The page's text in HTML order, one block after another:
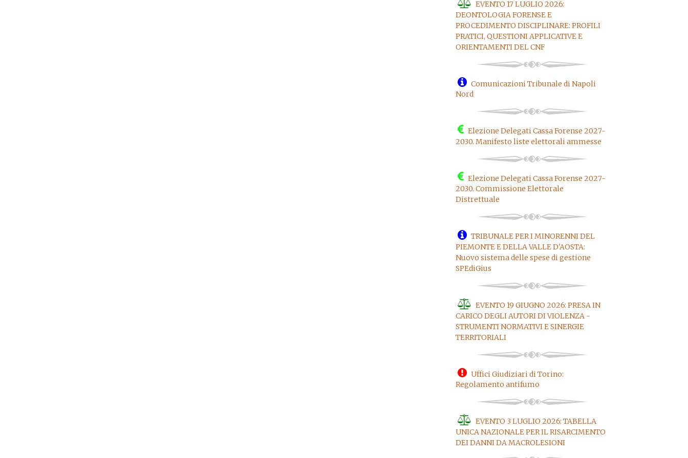
EVENTO 17 LUGLIO 2026:
DEONTOLOGIA FORENSE E
PROCEDIMENTO DISCIPLINARE: PROFILI
PRATICI, QUESTIONI APPLICATIVE E
ORIENTAMENTI DEL CNF
Comunicazioni Tribunale di Napoli
Nord
Elezione Delegati Cassa Forense 2027-
2030. Manifesto liste elettorali ammesse
Elezione Delegati Cassa Forense 2027-
2030. Commissione Elettorale
Distrettuale
TRIBUNALE PER I MINORENNI DEL
PIEMONTE E DELLA VALLE D'AOSTA:
Nuovo sistema delle spese di gestione
SPEdiGius
EVENTO 19 GIUGNO 2026: PRESA IN
CARICO DEGLI AUTORI DI VIOLENZA -
STRUMENTI NORMATIVI E SINERGIE
TERRITORIALI
Uffici Giudiziari di Torino:
Regolamento antifumo
EVENTO 3 LUGLIO 2026: TABELLA
UNICA NAZIONALE PER IL RISARCIMENTO
DEI DANNI DA MACROLESIONI